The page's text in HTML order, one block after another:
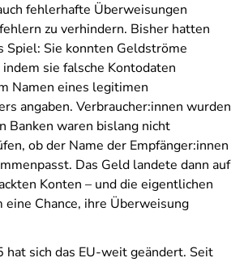
fehlerhafte Überweisungen
zu verhindern. Bisher hatten
Spiel: Sie konnten Geldströme
sie falsche Kontodaten
Namen eines legitimen
angaben. Verbraucher:innen wurden
Banken waren bislang nicht
ob der Name der Empfänger:innen
Das Geld landete dann auf
Konten – und die eigentlichen
eine Chance, ihre Überweisung
sich das EU-weit geändert. Seit